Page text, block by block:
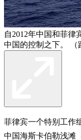
自2012年中国和菲律
中国的控制之下。 （
菲律宾一个特别工作
中国海斯卡伯勒浅滩